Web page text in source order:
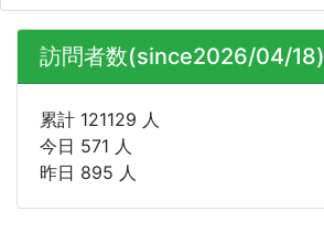
訪問者数(since2026/04/18)
累計 121129 人
今日 571 人
昨日 895 人